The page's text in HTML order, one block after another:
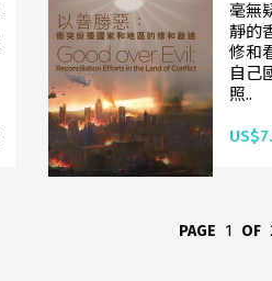
毫無
靜的
修和
自己
照..
PAGE 1 OF